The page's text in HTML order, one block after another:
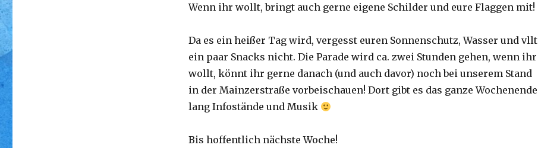
Wenn ihr wollt, bringt auch gerne eigene Schilder und eure Flaggen mit!
Da es ein heißer Tag wird, vergesst euren Sonnenschutz, Wasser und vllt
ein paar Snacks nicht. Die Parade wird ca. zwei Stunden gehen, wenn ihr
wollt, könnt ihr gerne danach (und auch davor) noch bei unserem Stand
in der Mainzerstraße vorbeischauen! Dort gibt es das ganze Wochenende
lang Infostände und Musik
Bis hoffentlich nächste Woche!